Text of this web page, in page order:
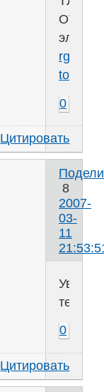
ОТЦ
rgr-
toe.ru
0
Цитировать
8
2007-
03-
11
тебе!
0
Цитировать